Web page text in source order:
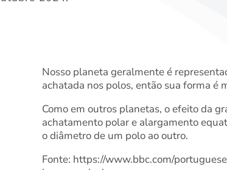
Nosso planeta geralmente é
achatada nos polos, então sua forma é
Como em outros planetas, o efeito da
achatamento polar e alargamento
o diâmetro de um polo ao outro.
Fonte: https://www.bbc.com/